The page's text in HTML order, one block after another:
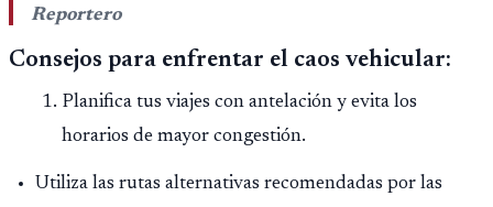
Reportero
Consejos para enfrentar el caos vehicular:
Planifica tus viajes con antelación y evita los
horarios de mayor congestión.
Utiliza las rutas alternativas recomendadas por las